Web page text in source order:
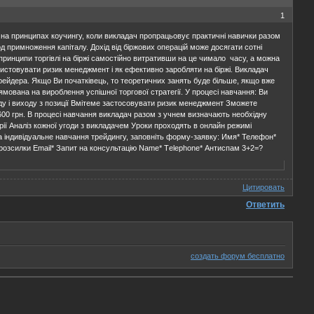
1
принципах коучингу, коли викладач пропрацьовує практичні навички разом
капіталу. Дохід від біржових операцій може досягати сотні
торгівлі на біржі самостійно витративши на це чимало часу, а можна
ризик менеджмент і як ефективно заробляти на біржі. Викладач
Якщо Ви початківець, то теоретичних занять буде більше, якщо вже
на вироблення успішної торгової стратегії. У процесі навчання: Ви
і виходу з позиції Вмітеме застосовувати ризик менеджмент Зможете
грн. В процесі навчання викладач разом з учнем визначають необхідну
Аналіз кожної угоди з викладачем Уроки проходять в онлайн режимі
навчання трейдингу, заповніть форму-заявку: Имя* Телефон*
Email* Запит на консультацію Name* Тelephone* Антиспам 3+2=?
Цитировать
Ответить
создать форум бесплатно